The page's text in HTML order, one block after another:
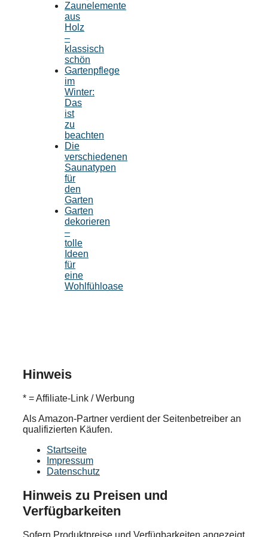
Zaunelemente
aus
Holz
–
klassisch
schön
Gartenpflege
im
Winter:
Das
ist
zu
beachten
Die
verschiedenen
Saunatypen
für
den
Garten
Garten
dekorieren
–
tolle
Ideen
für
eine
Wohlfühloase
Hinweis
* = Affiliate-Link / Werbung
Als Amazon-Partner verdient der Seitenbetreiber an
qualifizierten Käufen.
Startseite
Impressum
Datenschutz
Hinweis zu Preisen und
Verfügbarkeiten